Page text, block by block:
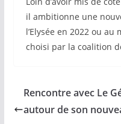
il ambitionne une
l’Elysée en 2022 ou
choisi par la coalition
Rencontre avec Le
autour de son